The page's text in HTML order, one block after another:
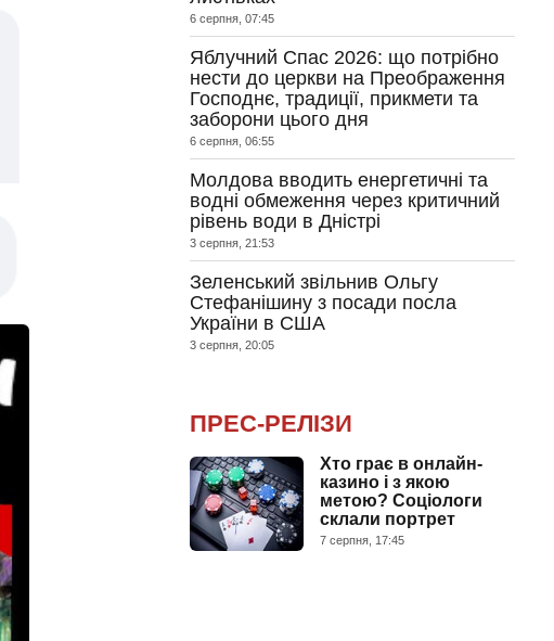
6 серпня, 07:45
Яблучний Спас 2026: що потрібно
нести до церкви на Преображення
Господнє, традиції, прикмети та
заборони цього дня
6 серпня, 06:55
Молдова вводить енергетичні та
водні обмеження через критичний
рівень води в Дністрі
3 серпня, 21:53
Зеленський звільнив Ольгу
Стефанішину з посади посла
України в США
3 серпня, 20:05
ПРЕС-РЕЛІЗИ
Хто грає в онлайн-
казино і з якою
метою? Соціологи
склали портрет
7 серпня, 17:45